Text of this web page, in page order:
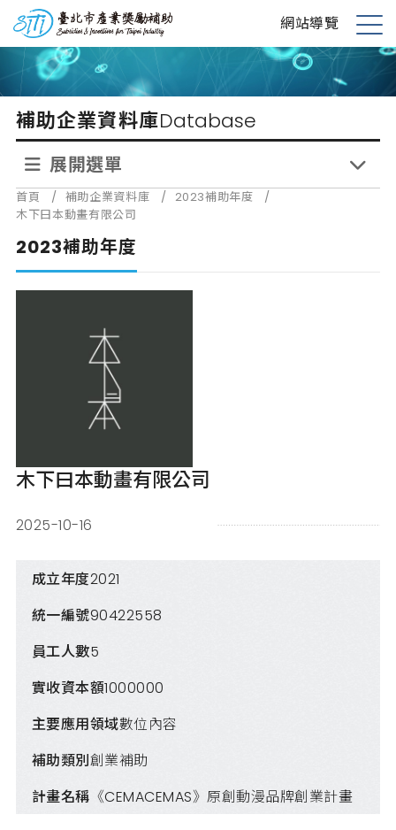
到
內
台北市產業獎勵補助 網站導覽
展
單
補助企業資料庫Database
展開選單
首頁 / 補助企業資料庫 / 2023補助年度
/
木下曰本動畫有限公司
2023補助年度
木下曰本動畫有限公司
2025-10-16
成立年度2021
統一編號90422558
員工人數5
實收資本額1000000
主要應用領域數位內容
補助類別創業補助
計畫名稱 《CEMACEMAS》原創動漫品牌創業計畫